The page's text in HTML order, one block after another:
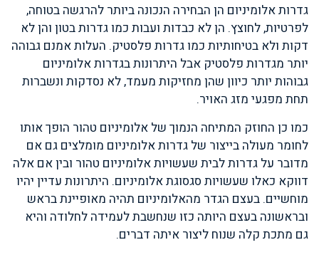
גדרות אלומיניום הן הבחירה הנכונה ביותר להרגשה בטוחה,
לפרטיות, לחוצץ. הן לא כבדות ועבות כמו גדרות בטון והן לא
דקות ולא בטיחותיות כמו גדרות פלסטיק. העלות אמנם גבוהה
יותר מגדרות פלסטיק אבל היתרונות בגדרות אלומיניום
גבוהות יותר כיוון שהן מחזיקות מעמד, לא נסדקות ונשברות
תחת מפגעי מזג האויר.
כמו כן החוזק המתיחה הנמוך של אלומיניום טהור הופך אותו
לחומר מעולה בייצור של גדרות אלומיניום מומלצים גם אם
מדובר על גדרות לבית שעשויות אלומיניום טהור ובין אם אלה
דווקא כאלו שעשויות סגסוגת אלומיניום. היתרונות עדיין יהיו
מוחשיים. בעצם הגדר מהאלומיניום תהיה מאופיינת בראש
ובראשונה בעצם היותה כזו שנחשבת לעמידה לחלודה והיא
גם מתכת קלה שנוח ליצור איתה דברים.